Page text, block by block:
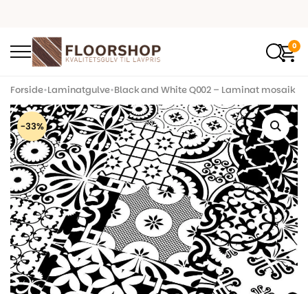
0
Forside•Laminatgulve•Black and White Q002 – Laminat mosaik
-33%